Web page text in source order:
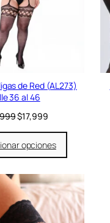
e
de Red (AL273)
36 al 46
E
r
e
c
i
o
o
$17,999E
r
e
c
i
o
c
opciones